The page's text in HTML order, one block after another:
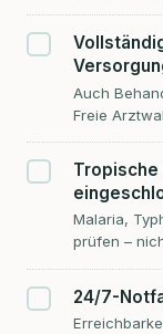
Auch
Freie
Malaria,
prüfen –
24/7-